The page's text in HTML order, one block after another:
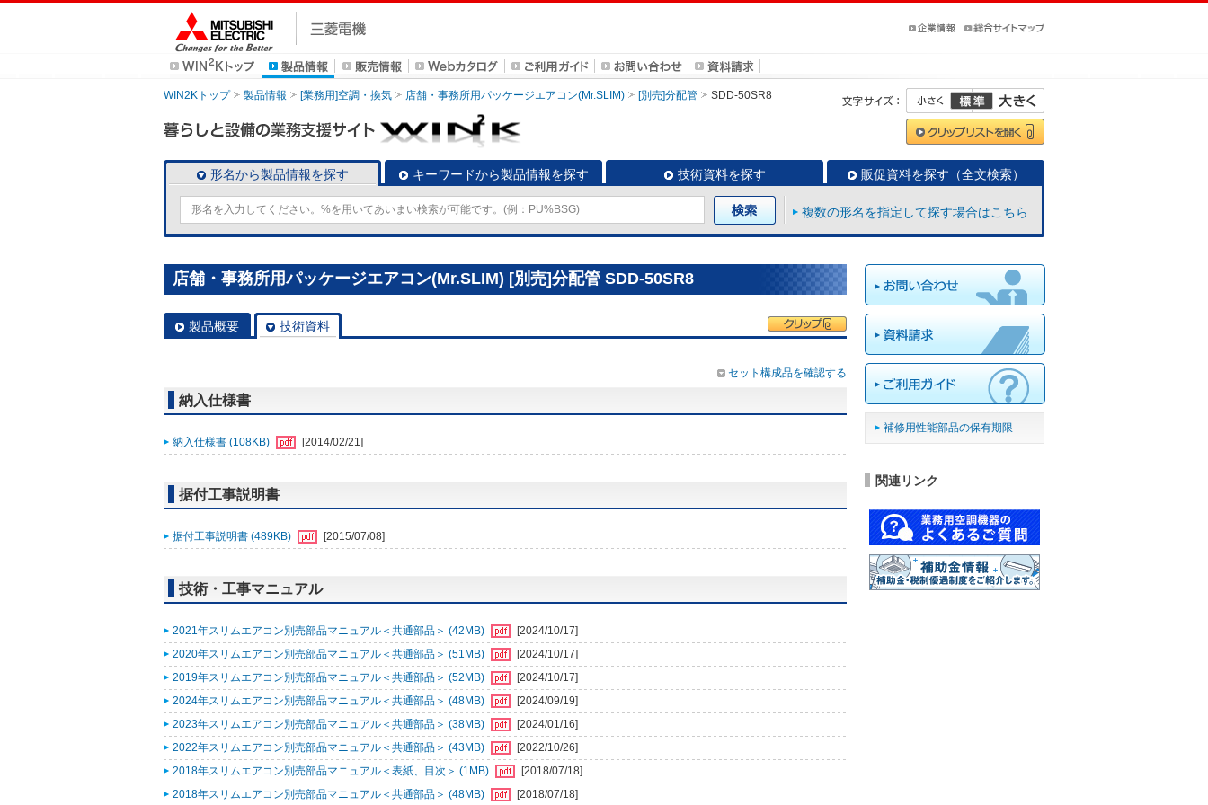
WIN2Kトップ 製品情報 [業務用]空調・換気 店舗・事務所用パッケージエアコン(Mr.SLIM) [別売]分配管 SDD-50SR8
形名から製品情報を探す キーワードから製品情報を探す 技術資料を探す 販促資料を探す（全文検索）
複数の形名を指定して探す場合はこちら
店舗・事務所用パッケージエアコン(Mr.SLIM) [別売]分配管 SDD-50SR8
製品概要 技術資料
セット構成品を確認する
納入仕様書
納入仕様書 (108KB) [2014/02/21]
据付工事説明書
据付工事説明書 (489KB) [2015/07/08]
技術・工事マニュアル
2021年スリムエアコン別売部品マニュアル＜共通部品＞ (42MB)
[2024/10/17]
2020年スリムエアコン別売部品マニュアル＜共通部品＞ (51MB)
[2024/10/17]
2019年スリムエアコン別売部品マニュアル＜共通部品＞ (52MB)
[2024/10/17]
2024年スリムエアコン別売部品マニュアル＜共通部品＞ (48MB)
[2024/09/19]
2023年スリムエアコン別売部品マニュアル＜共通部品＞ (38MB)
[2024/01/16]
2022年スリムエアコン別売部品マニュアル＜共通部品＞ (43MB)
[2022/10/26]
2018年スリムエアコン別売部品マニュアル＜表紙、目次＞ (1MB)
[2018/07/18]
2018年スリムエアコン別売部品マニュアル＜共通部品＞ (48MB)
[2018/07/18]
補修用性能部品の保有期限
関連リンク